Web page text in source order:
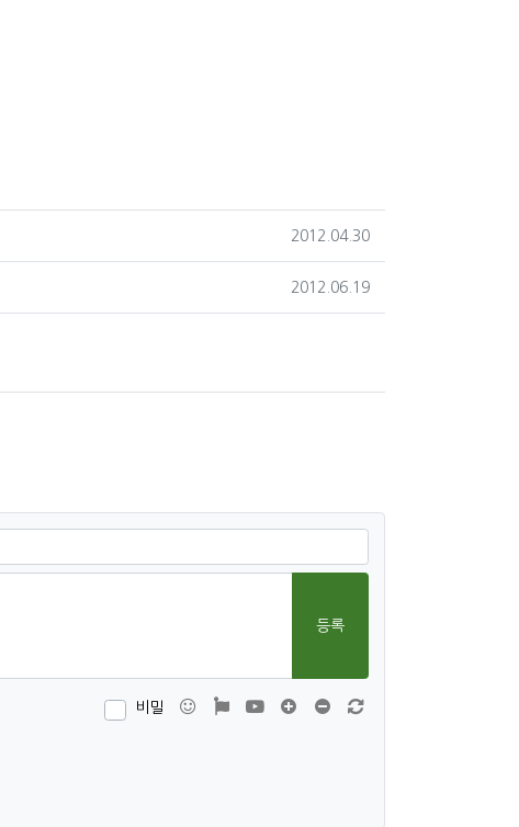
작성일
2012.04.30
작성일
2012.06.19
등록
비밀 이모티콘폰트어썸동영상 댓글창 늘이기
댓글창 줄이기